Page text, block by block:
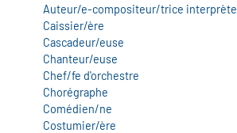
de l'Industrie
emploi-formation
Auteur/e-compositeur/trice interprète
Caissier/ère
Cascadeur/euse
Chanteur/euse
Chef/fe d'orchestre
Chorégraphe
Comédien/ne
Costumier/ère